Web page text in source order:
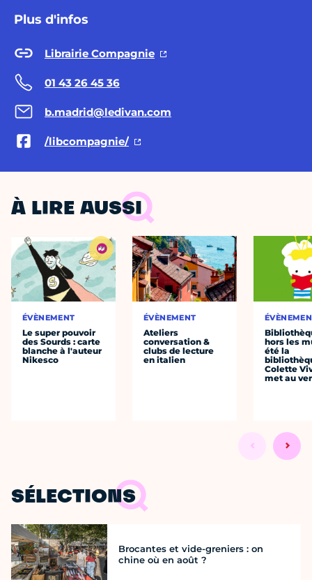
Plus d'infos
Librairie Compagnie
01 43 26 45 36
b.madrid@ledivan.com
/libcompagnie/
À LIRE AUSSI
ÉVÈNEMENT
Le super pouvoir
des Sourds : carte
blanche à l'auteur
Nikesco
ÉVÈNEMENT
Ateliers
conversation &
clubs de lecture
en italien
hors les
été la
Colette
met au
SÉLECTIONS
Brocantes et vide-greniers : on
chine où en août ?